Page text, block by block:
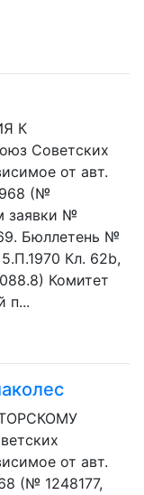
К
Советских
от авт.
(№
заявки №
Бюллетень №
Кл. 62b,
Комитет
п...
от авт.
(№ 1248177,